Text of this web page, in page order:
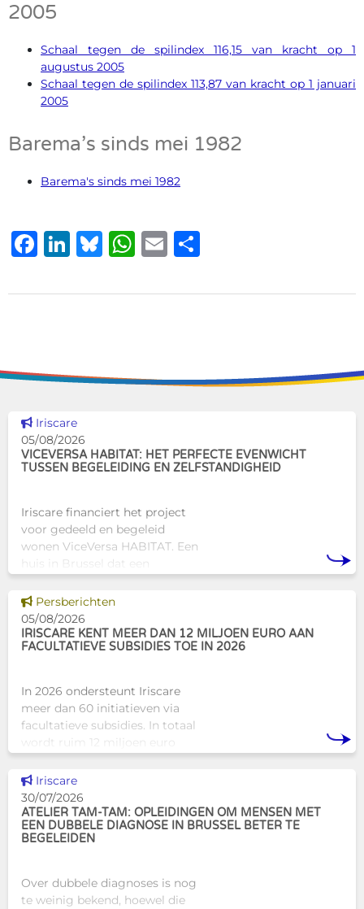
2005
Schaal tegen de spilindex 116,15 van kracht op 1
augustus 2005
Schaal tegen de spilindex 113,87 van kracht op 1 januari
2005
Barema’s sinds mei 1982
Barema's sinds mei 1982
Facebook
LinkedIn
Bluesky
WhatsApp
Email
Dit nieuws tonen
Iriscare
05/08/2026
VICEVERSA HABITAT: HET PERFECTE EVENWICHT
TUSSEN BEGELEIDING EN ZELFSTANDIGHEID
Iriscare financiert het project
voor gedeeld en begeleid
wonen ViceVersa HABITAT. Een
huis in Brussel dat een
alternatief biedt voor de
traditionele
huisvestingsstructuren v
Dit nieuws tonen
Persberichten
05/08/2026
IRISCARE KENT MEER DAN 12 MILJOEN EURO AAN
FACULTATIEVE SUBSIDIES TOE IN 2026
In 2026 ondersteunt Iriscare
meer dan 60 initiatieven via
facultatieve subsidies. In totaal
wordt ruim 12 miljoen euro
Brusselse actoren die actief
zijn op het vlak van gezondhe
Dit nieuws tonen
Iriscare
30/07/2026
ATELIER TAM-TAM: OPLEIDINGEN OM MENSEN MET
EEN DUBBELE DIAGNOSE IN BRUSSEL BETER TE
BEGELEIDEN
Over dubbele diagnoses is nog
te weinig bekend, hoewel die